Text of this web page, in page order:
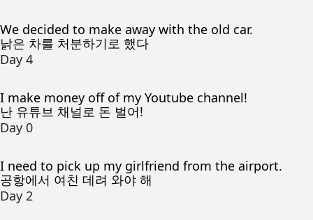
We decided to make away with the old car.
낡은 차를 처분하기로 했다
Day 4
I make money off of my Youtube channel!
난 유튜브 채널로 돈 벌어!
Day 0
I need to pick up my girlfriend from the airport.
공항에서 여친 데려 와야 해
Day 2